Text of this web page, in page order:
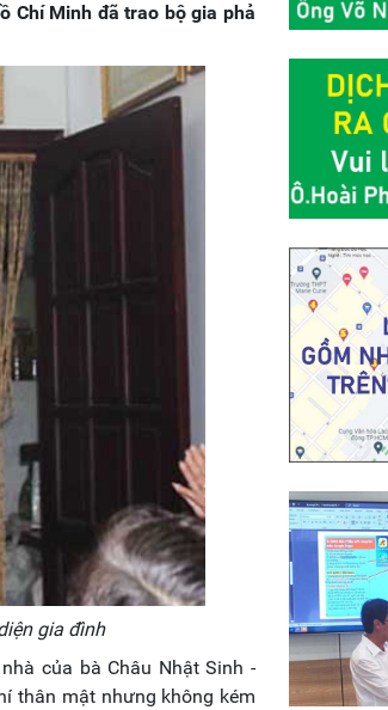
Chí Minh đã trao bộ gia phả
gia đình
của bà Châu Nhật Sinh -
thân mật nhưng không kém